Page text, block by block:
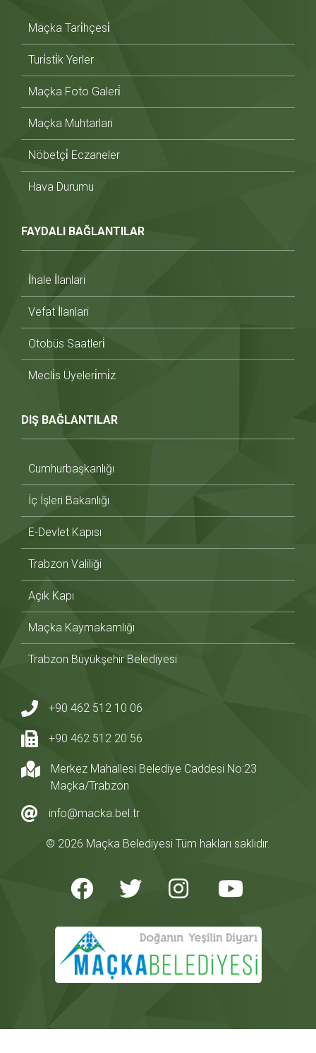
Maçka Tari̇hçesi̇
Turi̇sti̇k Yerler
Maçka Foto Galeri̇
Maçka Muhtarlari
Nöbetçi̇ Eczaneler
Hava Durumu
FAYDALI BAĞLANTILAR
İhale İlanlari
Vefat İlanlari
Otobüs Saatleri̇
Mecli̇s Üyeleri̇mi̇z
DIŞ BAĞLANTILAR
Cumhurbaşkanlığı
İç İşleri Bakanlığı
E-Devlet Kapısı
Trabzon Valiliği
Açık Kapı
Maçka Kaymakamlığı
Trabzon Büyükşehir Belediyesi
+90 462 512 10 06
+90 462 512 20 56
Merkez Mahallesi Belediye Caddesi No:23
Maçka/Trabzon
info@macka.bel.tr
© 2026 Maçka Belediyesi Tüm hakları saklıdır.